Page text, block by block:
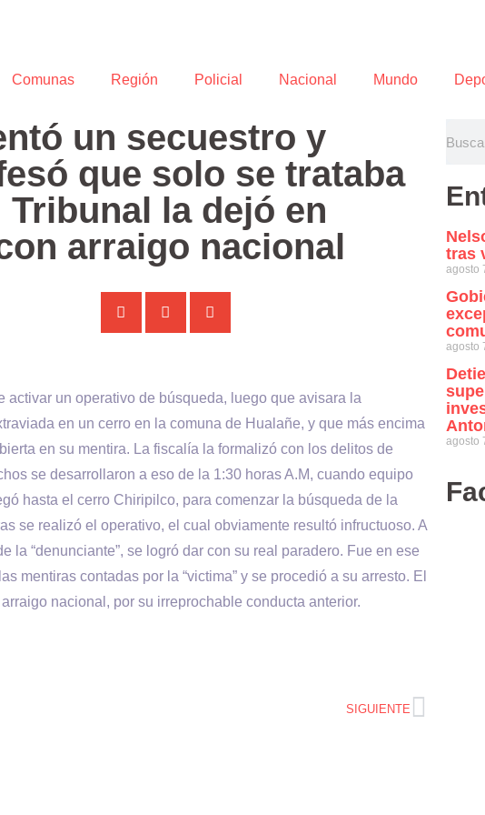
Comunas Región Policial Nacional Mundo
un secuestro y
que solo se trataba
la dejó en
arraigo nacional
activar un operativo de búsqueda, luego que avisara la
en un cerro en la comuna de Hualañe, y que más encima
en su mentira. La fiscalía la formalizó con los delitos de
se desarrollaron a eso de la 1:30 horas A.M, cuando equipo
hasta el cerro Chiripilco, para comenzar la búsqueda de la
se realizó el operativo, el cual obviamente resultó infructuoso. A
la “denunciante”, se logró dar con su real paradero. Fue en ese
mentiras contadas por la “victima” y se procedió a su arresto. El
nacional, por su irreprochable conducta anterior.
SIGUIENTE
tras
agosto
agosto
agosto